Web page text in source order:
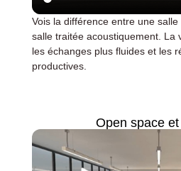
Open space
Vois la différence entre une
salle traitée acoustiquement. La
les échanges plus fluides et les
productives.